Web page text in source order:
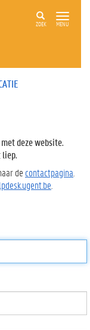
ZOEK MENU
deze website.
liep.
de contactpagina